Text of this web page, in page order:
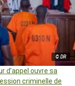
© DR
d’appel ouvre sa
criminelle de